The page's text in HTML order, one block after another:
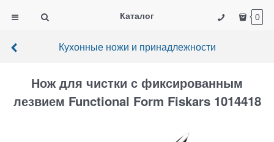
Каталог 0
Кухонные ножи и принадлежности
Нож для чистки с фиксированным
лезвием Functional Form Fiskars 1014418